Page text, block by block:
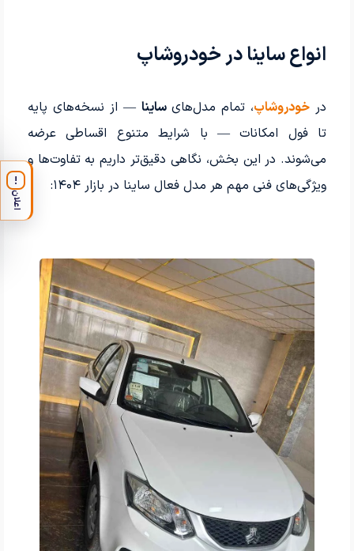
انواع ساینا در خودرو‌شاپ
در خودرو‌شاپ، تمام مدل‌هایساینا — از نسخه‌های پایه
تا فول امکانات — با شرایط متنوع اقساطی عرضه
می‌شوند. در این بخش، نگاهی دقیق‌تر داریم به تفاوت‌ها و
ویژگی‌های فنی مهم هر مدل فعال ساینا در بازار ۱۴۰۴:
!
اعلان